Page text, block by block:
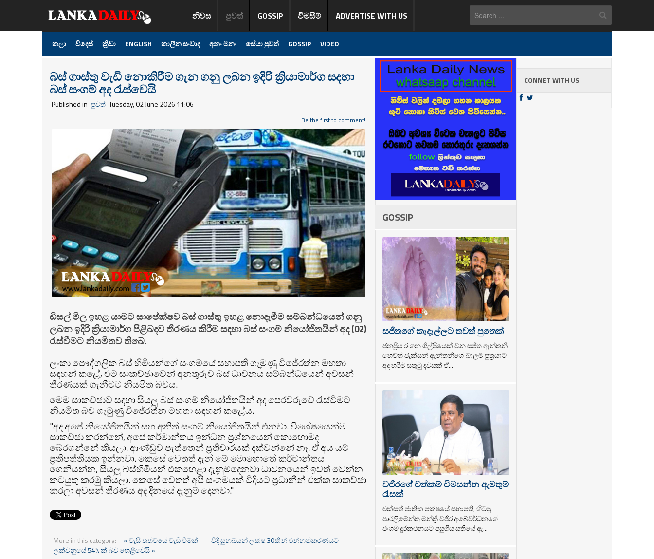
නිවස පුවත් GOSSIP විමසීම් ADVERTISE WITH US
කලා විදෙස් ක්‍රීඩා ENGLISH කාලීන සංවාද අනං මනං සේයා පුවත් GOSSIP VIDEO
බස් ගාස්තු වැඩි නොකිරීම ගැන ගනු ලබන ඉදිරි ක්‍රියාමාර්ග සදහා
බස් සංගම් අද රැස්වෙයි
Published in පුවත් Tuesday, 02 June 2026 11:06
Be the first to comment!
ඩීසල් මිල ඉහළ යාමට සාපේක්ෂව බස් ගාස්තු ඉහළ නොදැමීම සම්බන්ධයෙන් ගනු
ලබන ඉදිරි ක්‍රියාමාර්ග පිළිබදව තීරණය කිරීම සඳහා බස් සංගම් නියෝජිතයින් අද (02)
රැස්වීමට නියමිතව තිබේ.
ලංකා පෞද්ගලික බස් හිමියන්ගේ සංගමයේ සභාපති ගැමුණු විජේරත්න මහතා
සඳහන් කළේ, එම සාකච්ඡාවෙන් අනතුරුව බස් ධාවනය සම්බන්ධයෙන් අවසන්
තීරණයක් ගැනීමට නියමිත බවය.
මෙම සාකච්ඡාව සඳහා සියලු බස් සංගම් නියෝජිතයින් අද පෙරවරුවේ රැස්වීමට
නියමිත බව ගැමුණු විජේරත්න මහතා සඳහන් කළේය.
"අද අපේ නියෝජිතයින් සහ අනිත් සංගම් නියෝජිතයින් එනවා. විශේෂයෙන්ම
සාකච්ඡා කරන්නේ, අපේ කර්මාන්තය ඉන්ධන ප්‍රශ්නයෙන් කොහොමද
බේරගන්නේ කියලා. ආණ්ඩුව පැත්තෙන් ප්‍රතිචාරයක් දක්වන්නේ නෑ. ඒ අය යම්
ප්‍රතිපත්තියක ඉන්නවා. කෙසේ වෙතත් දැන් මේ මොහොතේ කර්මාන්තය
ගෙනියන්න, සියලු බස්හිමියන් එකහෙළා දැනුම්දෙනවා ධාවනයෙන් ඉවත් වෙන්න
කටයුතු කරමු කියලා. කෙසේ වෙතත් අපි සංගමයක් විදියට ප්‍රධානීන් එක්ක සාකච්ඡා
කරලා අවසන් තීරණය අද දිනයේ දැනුම් දෙනවා."
More in this category: « වැසි තත්වයේ වැඩි වීමක්
වීදි සුනඛයන් ලක්ෂ 30කින් එන්නත්කරණයට
ලක්වනුයේ 54% ක් බව හෙළිවෙයි »
GOSSIP
සජිතගේ කැදැල්ලට තවත් පුතෙක්
ජනප්‍රිය රංගන ශිල්පියෙක් වන සජිත ඇන්තනී
හෙවත් ජැක්සන් ඇන්තනීගේ බාලම පුත්‍රයාට
අද හරිම සතුටු දවසක් ඒ...
වජිරගේ වත්කම් විමසන්න ඇමතුම්
රැසක්
එක්සත් ජාතික පක්ෂයේ සභාපති, හිටපු
පාර්ලිමේන්තු මන්ත්‍රී වජිර අබේවර්ධනගේ
ජංගම දුරකථනයට පසුගිය සතියේ ඇ...
CONNET WITH US